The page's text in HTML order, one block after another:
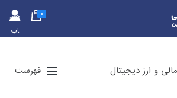
حس
اب
0
و ارز دیجیتال فهرست